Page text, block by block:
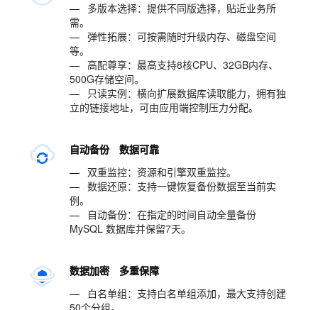
— 多版本选择：提供不同版选择，贴近业务所
需。
— 弹性拓展：可按需随时升级内存、磁盘空间
等。
— 高配尊享：最高支持8核CPU、32GB内存、
500G存储空间。
—
只读实例：横向扩展数据库读取能力，拥有独
立的链接地址，可由应用端控制压力分配。
自动备份 数据可靠
— 双重监控：资源和引擎双重监控。
— 数据还原：支持一键恢复备份数据至当前实
例。
—
自动备份：在指定的时间自动全量备份
MySQL 数据库并保留7天。
数据加密 多重保障
—
白名单组：支持白名单组添加，最大支持创建